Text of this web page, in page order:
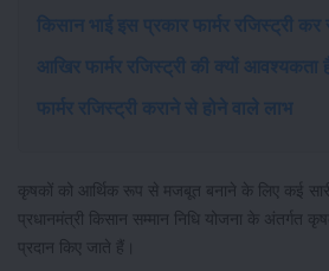
किसान भाई इस प्रकार फार्मर रजिस्ट्री
आखिर फार्मर रजिस्ट्री की क्यों आवश्यकता
फार्मर रजिस्ट्री कराने से होने वाले लाभ
कृषकों को आर्थिक रूप से मजबूत बनाने के लिए कई सारी
प्रधानमंत्री किसान सम्मान निधि योजना के अंतर्गत
प्रदान किए जाते हैं।